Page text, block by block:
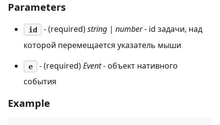
Parameters
id - (required)string | number- id задачи, над
которой перемещается указатель мыши
e - (required)Event- объект нативного
события
Example